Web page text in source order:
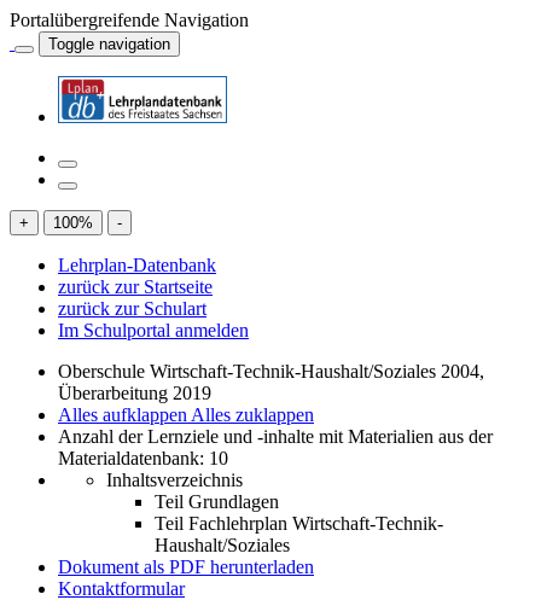
Portalübergreifende Navigation
Toggle navigation
+ 100% -
Lehrplan-Datenbank
zurück zur Startseite
zurück zur Schulart
Im Schulportal anmelden
Oberschule Wirtschaft-Technik-Haushalt/Soziales 2004,
Überarbeitung 2019
Alles aufklappen Alles zuklappen
Anzahl der Lernziele und -inhalte mit Materialien aus der
Materialdatenbank: 10
Inhaltsverzeichnis
Teil Grundlagen
Teil Fachlehrplan Wirtschaft-Technik-
Haushalt/Soziales
Dokument als PDF herunterladen
Kontaktformular